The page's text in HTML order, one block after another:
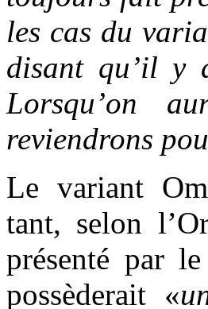
les cas du
disant qu’il y
Lorsqu’on
reviendrons
Le variant
tant, selon
présenté par
possèderait «